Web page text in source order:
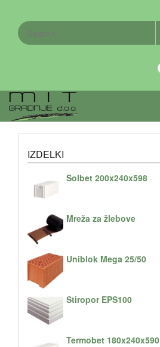
IZDELKI
Solbet 200x240x598
Mreža za žlebove
Uniblok Mega 25/50
Stiropor EPS100
Termobet 180x240x590